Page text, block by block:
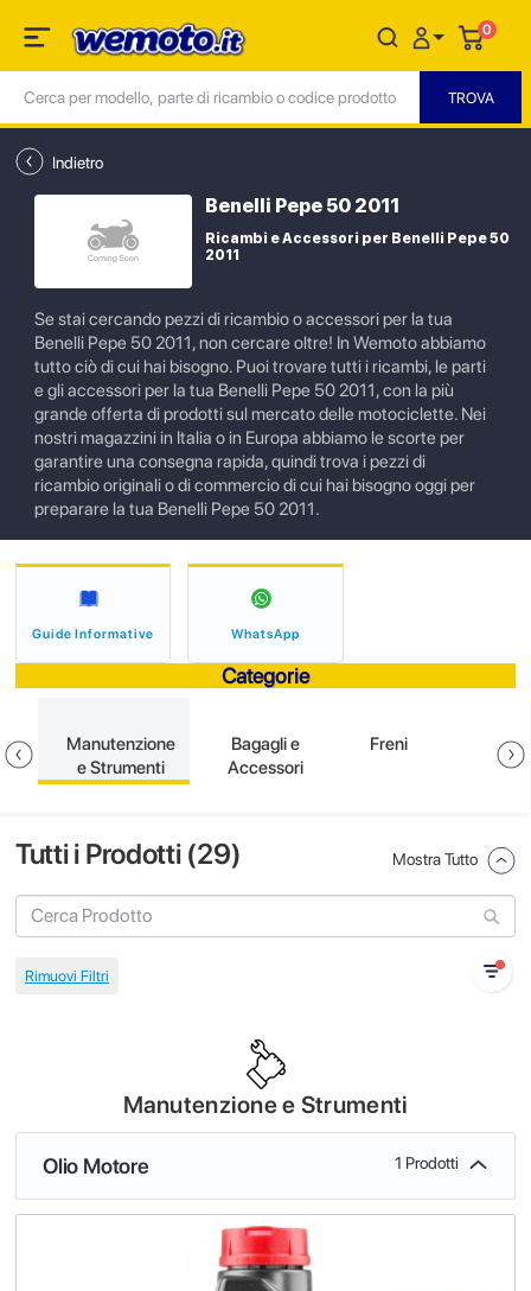
0
Indietro
Benelli Pepe 50 2011
Ricambi e Accessori per Benelli Pepe 50
2011
Se stai cercando pezzi di ricambio o accessori per la tua
Benelli Pepe 50 2011, non cercare oltre! In Wemoto abbiamo
tutto ciò di cui hai bisogno. Puoi trovare tutti i ricambi, le parti
e gli accessori per la tua Benelli Pepe 50 2011, con la più
grande offerta di prodotti sul mercato delle motociclette. Nei
nostri magazzini in Italia o in Europa abbiamo le scorte per
garantire una consegna rapida, quindi trova i pezzi di
ricambio originali o di commercio di cui hai bisogno oggi per
preparare la tua Benelli Pepe 50 2011.
Guide Informative WhatsApp
Categorie
Manutenzione
e Strumenti
Bagagli e
Accessori
Freni
Tutti i Prodotti (29) Mostra Tutto
Manutenzione e Strumenti
Olio Motore 1 Prodotti